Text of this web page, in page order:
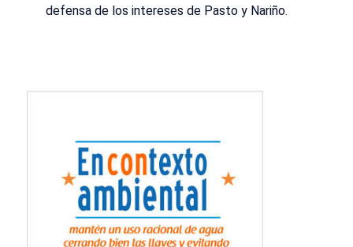
defensa de los intereses de Pasto y Nariño.